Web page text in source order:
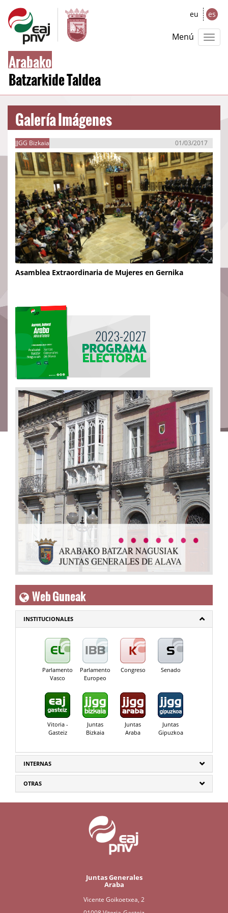
Arabako
Batzarkide Taldea
eu es
Menú
Galería Imágenes
JJGG Bizkaia 01/03/2017
Asamblea Extraordinaria de Mujeres en Gernika
Web Guneak
INSTITUCIONALES
Parlamento
Vasco
Parlamento
Europeo
Congreso Senado
Vitoria -
Gasteiz
Juntas
Bizkaia
Juntas
Araba
Juntas
Gipuzkoa
INTERNAS
OTRAS
Juntas Generales
Araba
Vicente Goikoetxea, 2